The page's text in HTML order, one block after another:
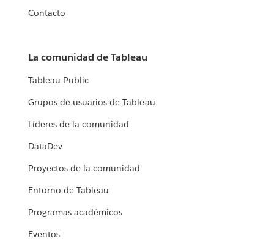
Contacto
La comunidad de Tableau
Tableau Public
Grupos de usuarios de Tableau
Líderes de la comunidad
DataDev
Proyectos de la comunidad
Entorno de Tableau
Programas académicos
Eventos